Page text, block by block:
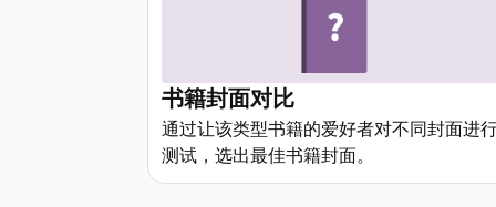
书籍封面对比
通过让该类型书籍的爱好者对不同封面进
测试，选出最佳书籍封面。